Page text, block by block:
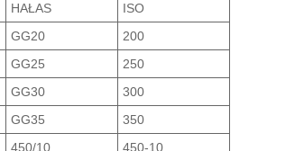
HAŁAS ISO
GG20
200
GG25
250
GG30
300
GG35 350
450/10
450-10